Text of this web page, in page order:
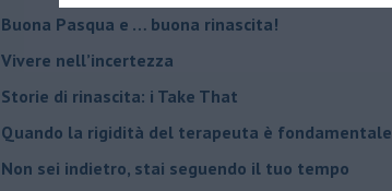
​Buona Pasqua e … buona rinascita!
​Vivere nell’incertezza
​Storie di rinascita: i Take That
​Quando la rigidità del terapeuta è fondamentale
​Non sei indietro, stai seguendo il tuo tempo